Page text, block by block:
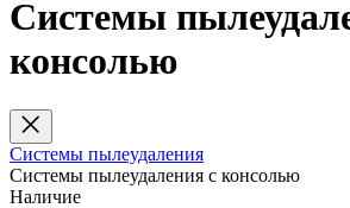
Системы
консолью
Системы пылеудаления
Системы пылеудаления с консолью
Наличие